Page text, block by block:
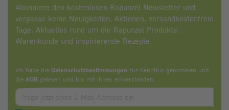
Abonniere den kostenlosen Rapunzel Newsletter und
verpasse keine Neuigkeiten, Aktionen, versandkostenfreie
Tage, Aktuelles rund um die Rapunzel Produkte,
Warenkunde und inspirierende Rezepte.
Ich habe die Datenschutzbestimmungen zur Kenntnis genommen und
die AGB gelesen und bin mit ihnen einverstanden.
Zum abbonieren des Newsletters, bitte E-Mail Adresse